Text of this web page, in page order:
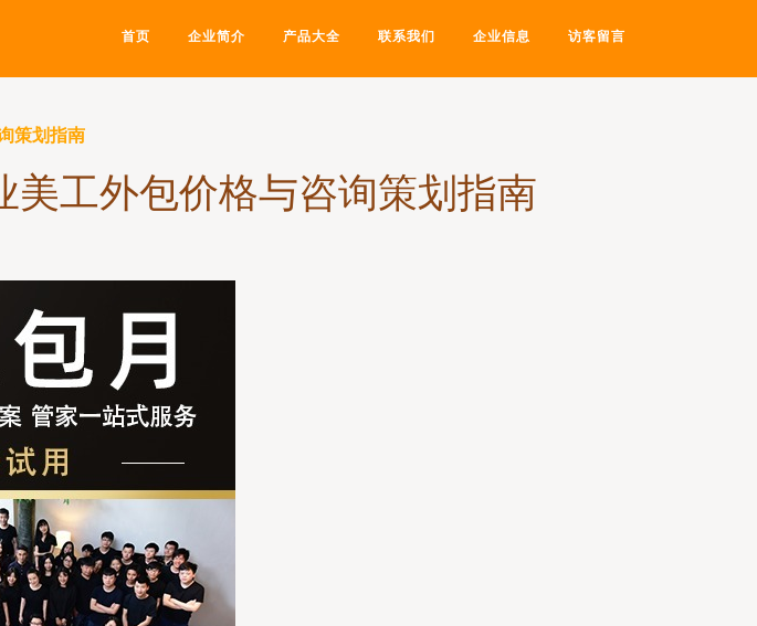
首页 企业简介 产品大全 联系我们 企业信息 访客留言
策划指南
美工外包价格与咨询策划指南